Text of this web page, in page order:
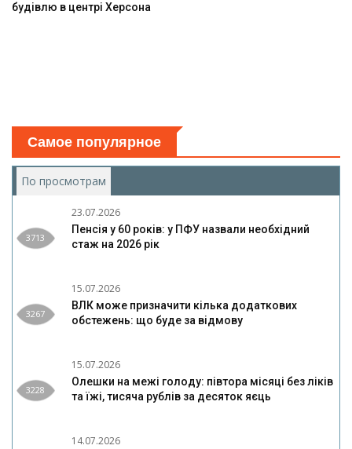
будівлю в центрі Херсона
Самое популярное
По просмотрам
3713
23.07.2026
Пенсія у 60 років: у ПФУ назвали необхідний
стаж на 2026 рік
3267
15.07.2026
ВЛК може призначити кілька додаткових
обстежень: що буде за відмову
3228
15.07.2026
Олешки на межі голоду: півтора місяці без ліків
та їжі, тисяча рублів за десяток яєць
14.07.2026